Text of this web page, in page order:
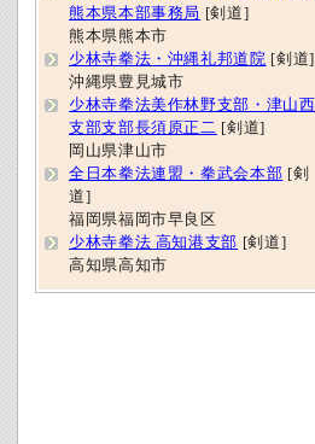
熊本県本部事務局 [剣道]
熊本県熊本市
少林寺拳法・沖縄礼邦道院 [剣道]
沖縄県豊見城市
少林寺拳法美作林野支部・津山西
支部支部長須原正二 [剣道]
岡山県津山市
全日本拳法連盟・拳武会本部 [剣
道]
福岡県福岡市早良区
少林寺拳法 高知港支部 [剣道]
高知県高知市